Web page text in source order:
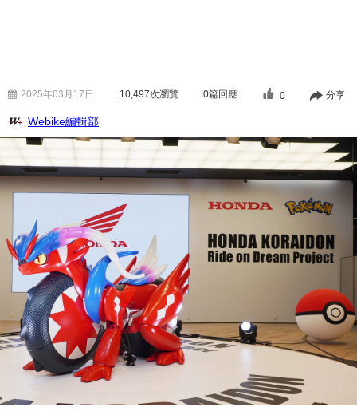
2025年03月17日 10,497次瀏覽 0篇回應 0 分享
Webike編輯部